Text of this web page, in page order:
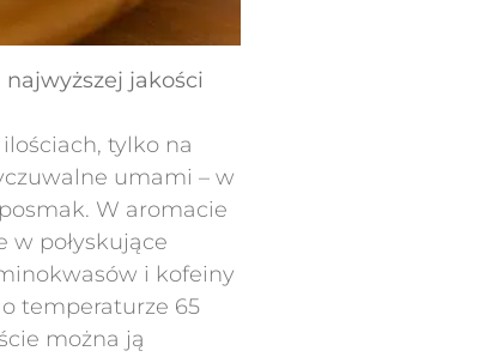
jakości
tylko na
umami – w
W aromacie
połyskujące
i kofeiny
temperaturze 65
można ją